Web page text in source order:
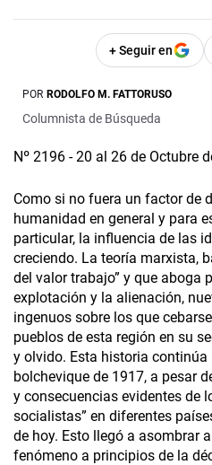
+ Seguir en
POR RODOLFO M. FATTORUSO
Columnista de Búsqueda
Nº 2196 - 20 al 26 de Octubre
Como si no fuera un factor de
humanidad en general y para
particular, la influencia de las
creciendo. La teoría marxista,
del valor trabajo” y que aboga
explotación y la alienación,
ingenuos sobre los que
pueblos de esta región en su
y olvido. Esta historia
bolchevique de 1917, a pesar
y consecuencias evidentes de
socialistas” en diferentes
de hoy. Esto llegó a asombrar
fenómeno a principios de la